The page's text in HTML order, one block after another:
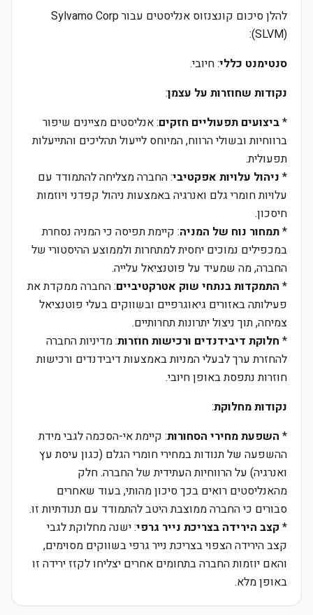
להלן סיכום קונצנזוס אנליסטים עבור Sylvamo Corp
(SLVM):
סנטימנט כללי: חיובי.
נקודות שחוזרות על עצמן:
*ביצועים תפעוליים חזקים: אנליסטים מציינים שיפור
ברווחיות ובשולי הרווח, המיוחס לייעול תהליכים והתייעלות
תפעולית.
* ניהול עלויות אפקטיבי: החברה מצליחה להתמודד עם
עלויות חומרי גלם ואנרגיה באמצעות ניהול קפדני ויוזמות
חיסכון.
*תמחור נוח של המניה: קיימת תפיסה כי המניה נסחרת
במכפילים נמוכים יחסית למתחרות ולממוצע ההיסטורי של
החברה, מה שמעיד על פוטנציאל עלייה.
* התמקדות בנתחי שוק אטרקטיביים: החברה ממקדת את
פעילותה באזורים גיאוגרפיים ובשווקים בעלי פוטנציאל
צמיחה, תוך ניצול יתרונות תחרותיים.
* חלוקת דיבידנדים ורכישות חוזרות: מדיניות החברה
להחזרת ערך לבעלי המניות באמצעות דיבידנדים ורכישות
חוזרות נתפסת באופן חיובי.
נקודות מחלוקת:
* השפעת מחירי הסחורות: קיימת אי-הסכמה לגבי מידת
ההשפעה של תנודות במחירי חומרי הגלם (כגון עיסת עץ
ואנרגיה) על הרווחיות העתידית של החברה. חלק
מהאנליסטים רואים בכך סיכון מהותי, בעוד שאחרים
סבורים כי החברה ממוצבת היטב להתמודד עם תנודתיות זו.
* קצב הירידה בצריכת נייר גרפי: ישנה מחלוקת לגבי
קצב הירידה הצפוי בצריכת נייר גרפי בשווקים מסוימים,
והאם יוזמות החברה בתחומים אחרים יצליחו לקזז ירידה זו
באופן מלא.